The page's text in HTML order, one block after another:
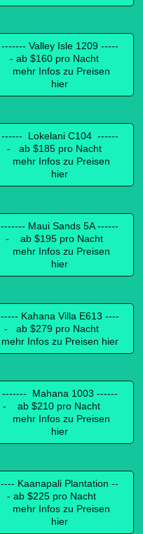
------- Valley Isle 1209 -----
- ab $160 pro Nacht
mehr Infos zu Preisen
hier
------ Lokelani C104 ------
- ab $185 pro Nacht
mehr Infos zu Preisen
hier
------- Maui Sands 5A ------
- ab $195 pro Nacht
mehr Infos zu Preisen
hier
----- Kahana Villa E613 ----
- ab $279 pro Nacht
mehr Infos zu Preisen hier
------- Mahana 1003 ------
- ab $210 pro Nacht
mehr Infos zu Preisen
hier
---- Kaanapali Plantation --
- ab $225 pro Nacht
mehr Infos zu Preisen
hier